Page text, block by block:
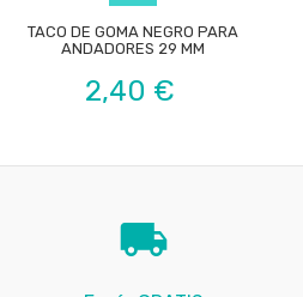
TACO DE GOMA NEGRO PARA
ANDADORES 29 MM
Precio
2,40 €
local_shipping